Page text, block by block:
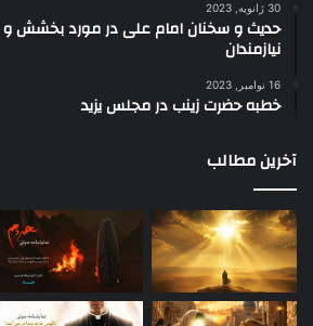
30 ژانویه, 2023
حدیث و سخنان امام علی در مورد بخشش
نیازمندان
16 نوامبر, 2023
خطبه حضرت زینب در مجلس یزید
آخرین مطالب